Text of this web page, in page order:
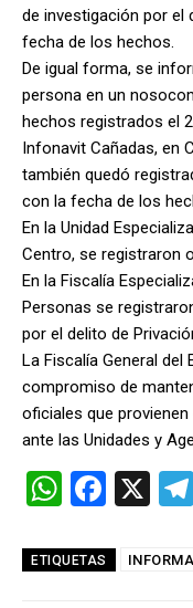
de investigación por
fecha de los hechos.
De igual forma, se
persona en un
hechos registrados el
Infonavit Cañadas, en
también quedó
con la fecha de los
En la Unidad
Centro, se registraron
En la Fiscalía
Personas se
por el delito de
La Fiscalía General del
compromiso de
oficiales que
ante las Unidades y
W
at
F
ce
X
ETIQUETAS